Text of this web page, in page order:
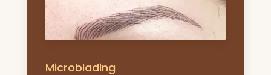
Microblading